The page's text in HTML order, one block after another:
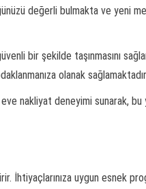
değerli bulmakta ve yeni
bir şekilde taşınmasını
olanak
eve nakliyat deneyimi sunarak, bu
İhtiyaçlarınıza uygun esnek